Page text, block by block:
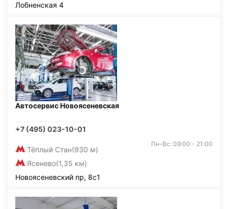
Лобненская 4
Автосервис Новоясеневская
+7 (495) 023-10-01
Тёплый Стан(930 м)
Ясенево(1,35 км)
Пн-Вс: 09:00 - 21:00
Новоясеневский пр, 8с1